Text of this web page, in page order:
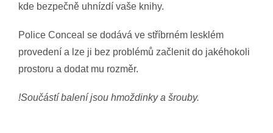
kde bezpečně uhnízdí vaše knihy.
Police Conceal se dodává ve stříbrném lesklém
provedení a lze ji bez problémů začlenit do jakéhokoli
prostoru a dodat mu rozměr.
!Součástí balení jsou hmoždinky a šrouby.